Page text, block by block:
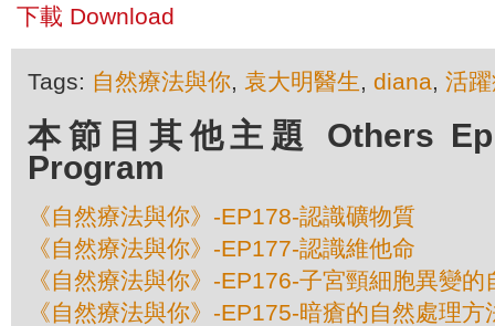
下載 Download
Tags: 自然療法與你, 袁大明醫生, diana, 活
本節目其他主題 Others
Program
《自然療法與你》-EP178-認識礦物質
《自然療法與你》-EP177-認識維他命
《自然療法與你》-EP176-子宮頸細胞異變的
《自然療法與你》-EP175-暗瘡的自然處理方